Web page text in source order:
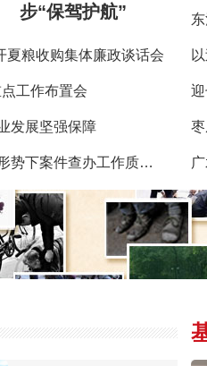
步“保驾护航”
夏粮收购集体廉政谈话会
工作布置会
发展坚强保障
从“唯物辩证”到“实事求是”，新形势下案件查办工作质效提升研究